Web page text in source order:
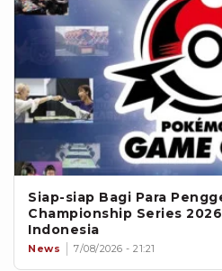
Siap-siap Bagi Para
Championship Series
Indonesia
News 7/08/2026 - 21:21